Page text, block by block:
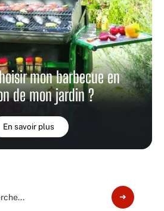
mon barbecue en
de mon jardin ?
En savoir plus